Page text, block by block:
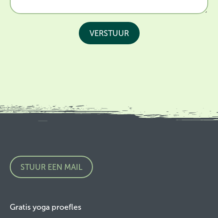
STUUR EEN MAIL
Gratis yoga proefles